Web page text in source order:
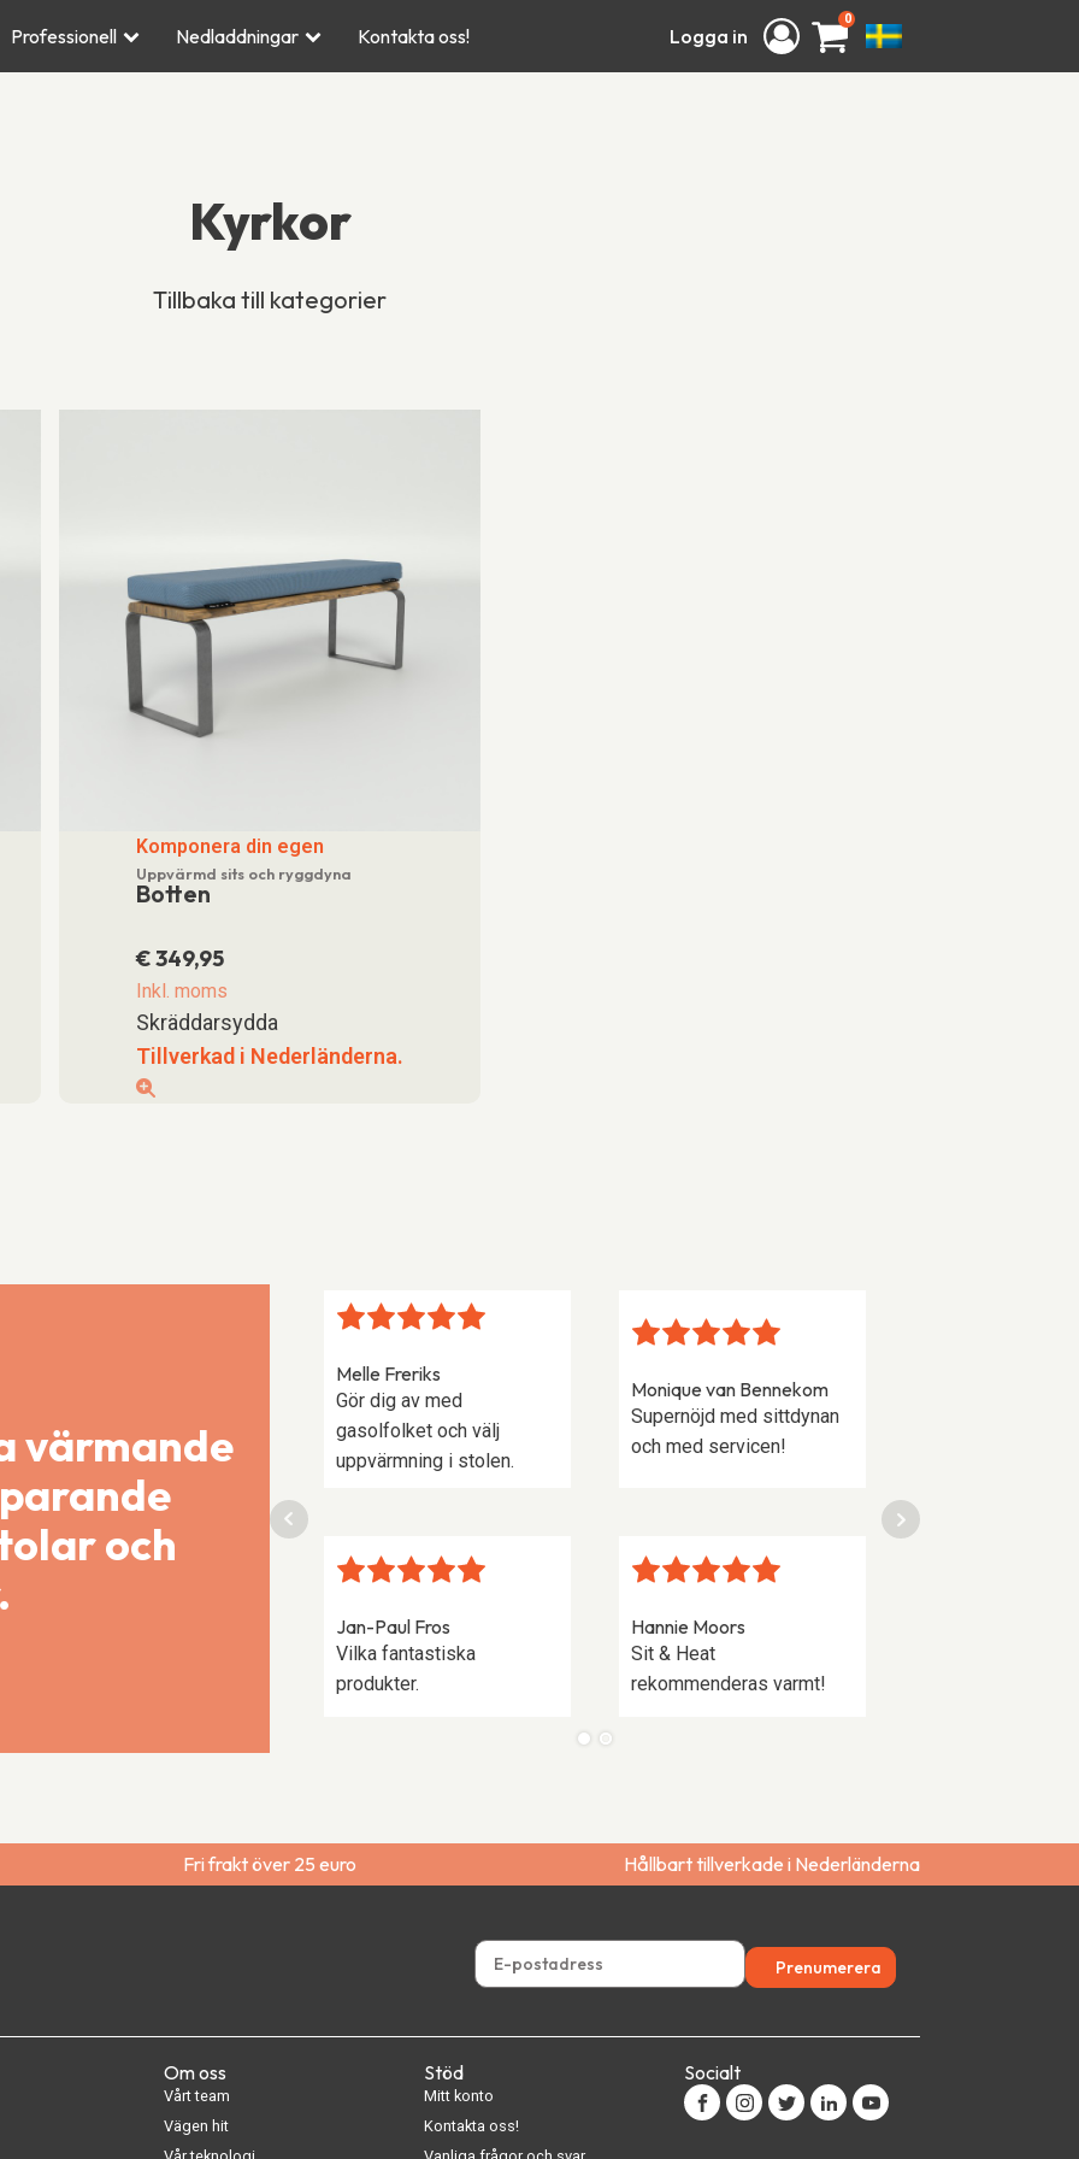
Professionell Nedladdningar Kontakta oss! Logga in
0
Kyrkor
Tillbaka till kategorier
Komponera din egen
Uppvärmd sits och ryggdyna
Botten
€349,95
Inkl. moms
Skräddarsydda
Tillverkad i Nederländerna.
värmande
och
tillbringade timmar
sittande på kudden en kall
sommarkväll, underbart!
Melle Freriks
Gör dig av med
gasolfolket och välj
uppvärmning i stolen.
Monique van Bennekom
Supernöjd med sittdynan
och med servicen!
Jan-Paul Fros
Vilka fantastiska
produkter.
Hannie Moors
Sit & Heat
rekommenderas varmt!
Fri frakt över 25 euro Hållbart tillverkade i Nederländerna
Prenumerera
Om oss
Vårt team
Vägen hit
Stöd
Mitt konto
Kontakta oss!
Socialt